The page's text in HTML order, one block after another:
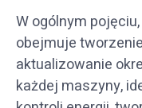
W ogólnym
obejmuje
aktualizowanie
każdej maszyny,